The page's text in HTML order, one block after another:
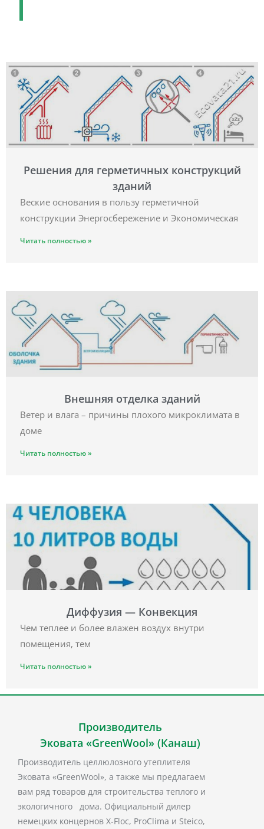
Решения для герметичных конструкций
зданий
Веские основания в пользу герметичной
конструкции Энергосбережение и Экономическая
Читать полностью »
Внешняя отделка зданий
Ветер и влага – причины плохого микроклимата в
доме
Читать полностью »
Диффузия — Конвекция
Чем теплее и более влажен воздух внутри
помещения, тем
Читать полностью »
Производитель
Эковата «GreenWool» (Канаш)
Производитель целлюлозного утеплителя
Эковата «GreenWool», а также мы предлагаем
вам ряд товаров для строительства теплого и
экологичного дома. Официальный дилер
немецких концернов X-Floc, ProClima и Steico,